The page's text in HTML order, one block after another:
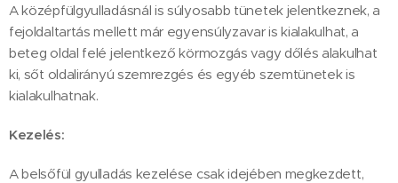
A középfülgyulladásnál is súlyosabb tünetek jelentkeznek, a
fejoldaltartás mellett már egyensúlyzavar is kialakulhat, a
beteg oldal felé jelentkező körmozgás vagy dőlés alakulhat
ki, sőt oldalirányú szemrezgés és egyéb szemtünetek is
kialakulhatnak.
Kezelés:
A belsőfül gyulladás kezelése csak idejében megkezdett,